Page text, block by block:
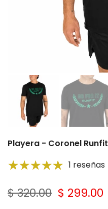
Playera - Coronel Runfit
1 reseñas
$ 320.00 $ 299.00